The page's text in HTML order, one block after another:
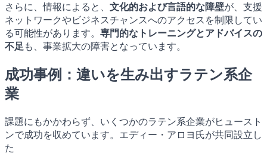
さらに、情報によると、 文化的および言語的な障壁が、支援
ネットワークやビジネスチャンスへのアクセスを制限してい
る可能性があります。 専門的なトレーニングとアドバイスの
不足も、事業拡大の障害となっています。
成功事例：違いを生み出すラテン系企
業
課題にもかかわらず、いくつかのラテン系企業がヒュースト
ンで成功を収めています。エディー・アロヨ氏が共同設立し
た